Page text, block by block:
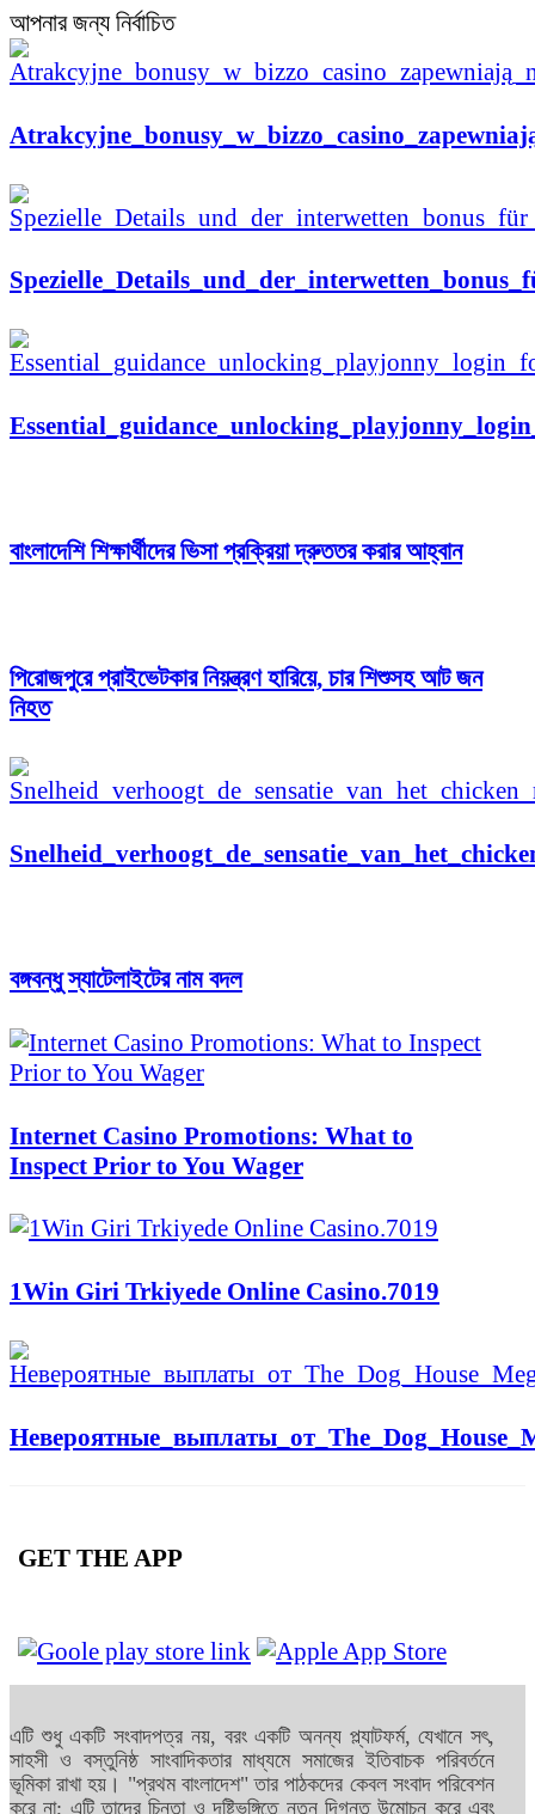
আপনার জন্য নির্বাচিত
বাংলাদেশি শিক্ষার্থীদের ভিসা প্রক্রিয়া দ্রুততর করার আহ্বান
পিরোজপুরে প্রাইভেটকার নিয়ন্ত্রণ হারিয়ে, চার শিশুসহ আট জন
নিহত
বঙ্গবন্ধু স্যাটেলাইটের নাম বদল
Internet Casino Promotions: What to
Inspect Prior to You Wager
1Win Giri Trkiyede Online Casino.7019
GET THE APP
এটি শুধু একটি সংবাদপত্র নয়, বরং একটি অনন্য প্ল্যাটফর্ম, যেখানে সৎ,
সাহসী ও বস্তুনিষ্ঠ সাংবাদিকতার মাধ্যমে সমাজের ইতিবাচক পরিবর্তনে
ভূমিকা রাখা হয়। "প্রথম বাংলাদেশ" তার পাঠকদের কেবল সংবাদ পরিবেশন
করে না; এটি তাদের চিন্তা ও দৃষ্টিভঙ্গিতে নতুন দিগন্ত উন্মোচন করে এবং